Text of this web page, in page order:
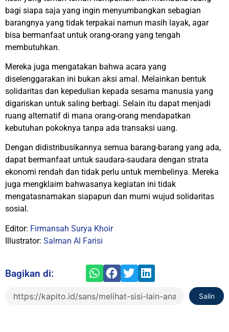
bagi siapa saja yang ingin menyumbangkan sebagian
barangnya yang tidak terpakai namun masih layak, agar
bisa bermanfaat untuk orang-orang yang tengah
membutuhkan.
Mereka juga mengatakan bahwa acara yang
diselenggarakan ini bukan aksi amal. Melainkan bentuk
solidaritas dan kepedulian kepada sesama manusia yang
digariskan untuk saling berbagi. Selain itu dapat menjadi
ruang alternatif di mana orang-orang mendapatkan
kebutuhan pokoknya tanpa ada transaksi uang.
Dengan didistribusikannya semua barang-barang yang ada,
dapat bermanfaat untuk saudara-saudara dengan strata
ekonomi rendah dan tidak perlu untuk membelinya. Mereka
juga mengklaim bahwasanya kegiatan ini tidak
mengatasnamakan siapapun dan murni wujud solidaritas
sosial.
Editor: Firmansah Surya Khoir
Illustrator: Salman Al Farisi
Bagikan di:
Salin